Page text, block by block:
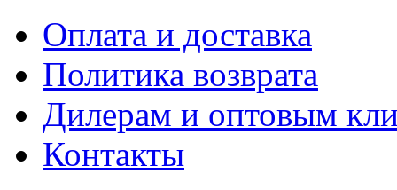
Оплата и доставка
Политика возврата
Дилерам и оптовым
Контакты